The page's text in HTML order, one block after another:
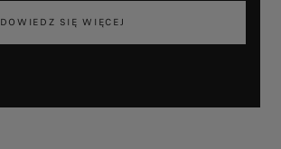
DOWIEDZ SIĘ WIĘCEJ